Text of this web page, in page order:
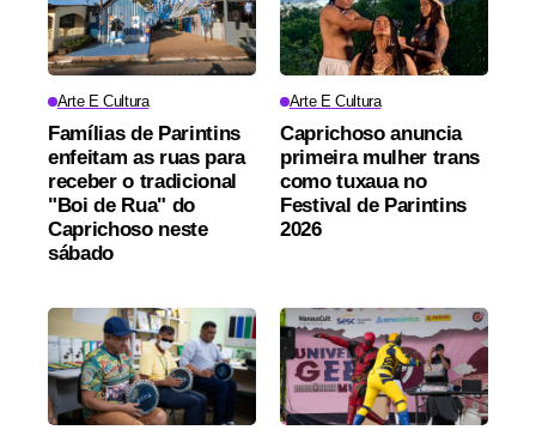
Arte E Cultura
Famílias de Parintins
enfeitam as ruas para
receber o tradicional
"Boi de Rua" do
Caprichoso neste
sábado
Arte E Cultura
Caprichoso anuncia
primeira mulher trans
como tuxaua no
Festival de Parintins
2026